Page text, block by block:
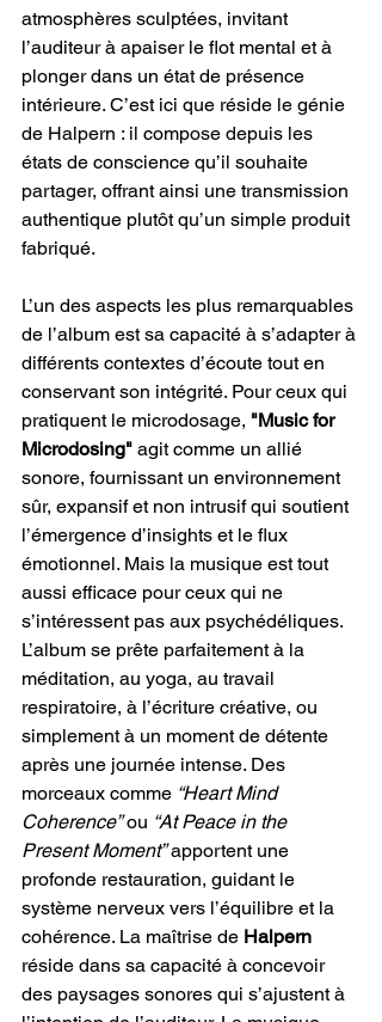
atmosphères sculptées, invitant
l’auditeur à apaiser le flot mental et à
plonger dans un état de présence
intérieure. C’est ici que réside le génie
de Halpern : il compose depuis les
états de conscience qu’il souhaite
partager, offrant ainsi une transmission
authentique plutôt qu’un simple produit
fabriqué.
L’un des aspects les plus remarquables
de l’album est sa capacité à s’adapter à
différents contextes d’écoute tout en
conservant son intégrité. Pour ceux qui
pratiquent le microdosage, "Music for
Microdosing" agit comme un allié
sonore, fournissant un environnement
sûr, expansif et non intrusif qui soutient
l’émergence d’insights et le flux
émotionnel. Mais la musique est tout
aussi efficace pour ceux qui ne
s’intéressent pas aux psychédéliques.
L’album se prête parfaitement à la
méditation, au yoga, au travail
respiratoire, à l’écriture créative, ou
simplement à un moment de détente
après une journée intense. Des
morceaux comme “Heart Mind
Coherence” ou “At Peace in the
Present Moment” apportent une
profonde restauration, guidant le
système nerveux vers l’équilibre et la
cohérence. La maîtrise de Halpern
réside dans sa capacité à concevoir
des paysages sonores qui s’ajustent à